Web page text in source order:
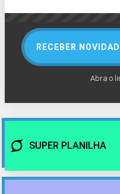
RECEBER
Abra o
SUPER PLANILHA